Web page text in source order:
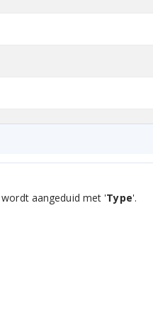
aangeduid met 'Type'.